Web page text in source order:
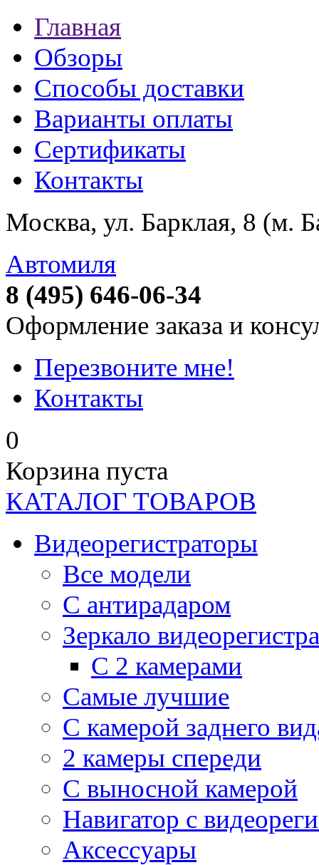
Главная
Обзоры
Способы доставки
Варианты оплаты
Сертификаты
Контакты
Москва, ул. Барклая, 8 (м.
Автомиля
8 (495) 646-06-34
Оформление заказа и
Перезвоните мне!
Контакты
0
Корзина пуста
КАТАЛОГ ТОВАРОВ
Видеорегистраторы
Все модели
C антирадаром
Зеркало
С 2 камерами
Самые лучшие
С камерой заднего
2 камеры спереди
С выносной камерой
Навигатор с
Аксессуары